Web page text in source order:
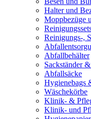
Halter und
Moppbezüge
Reinigungs-,
Abfallbehälter
Sackständer
Abfallsäcke
Hygienebags
Wäschekörbe
Klinik- &
Klinik- und